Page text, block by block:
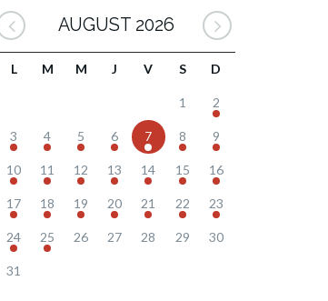
AUGUST 2026
L M M J V S D
1 2
3 4 5 6 7 8 9
10 11 12 13 14 15 16
17 18 19 20 21 22 23
24 25 26 27 28 29 30
31